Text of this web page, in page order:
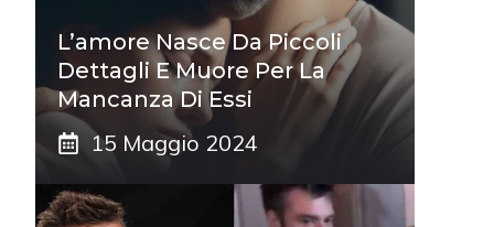
L’amore Nasce Da Piccoli
Dettagli E Muore Per La
Mancanza Di Essi
15 Maggio 2024